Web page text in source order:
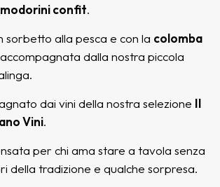
confit.
sorbetto alla pesca e con la colomba
dalla nostra piccola
dai vini della nostra selezione Il
Vini.
per chi ama stare a tavola senza
della tradizione e qualche sorpresa.